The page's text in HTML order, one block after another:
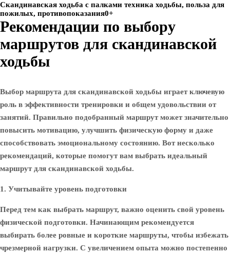
Скандинавская ходьба с палками техника ходьбы, польза для
пожилых, противопоказания0+
Рекомендации по выбору
маршрутов для скандинавской
ходьбы
Выбор маршрута для скандинавской ходьбы играет ключевую
роль в эффективности тренировки и общем удовольствии от
занятий. Правильно подобранный маршрут может значительно
повысить мотивацию, улучшить физическую форму и даже
способствовать эмоциональному состоянию. Вот несколько
рекомендаций, которые помогут вам выбрать идеальный
маршрут для скандинавской ходьбы.
1. Учитывайте уровень подготовки
Перед тем как выбрать маршрут, важно оценить свой уровень
физической подготовки. Начинающим рекомендуется
выбирать более ровные и короткие маршруты, чтобы избежать
чрезмерной нагрузки. С увеличением опыта можно постепенно